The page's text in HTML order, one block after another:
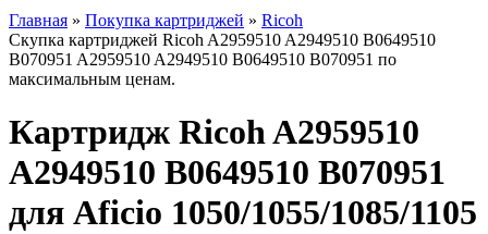
Главная » Покупка картриджей » Ricoh
Скупка картриджей Ricoh A2959510 A2949510 B0649510
B070951 A2959510 A2949510 B0649510 B070951 по
максимальным ценам.
Картридж Ricoh A2959510
A2949510 B0649510 B070951
для Aficio 1050/1055/1085/1105